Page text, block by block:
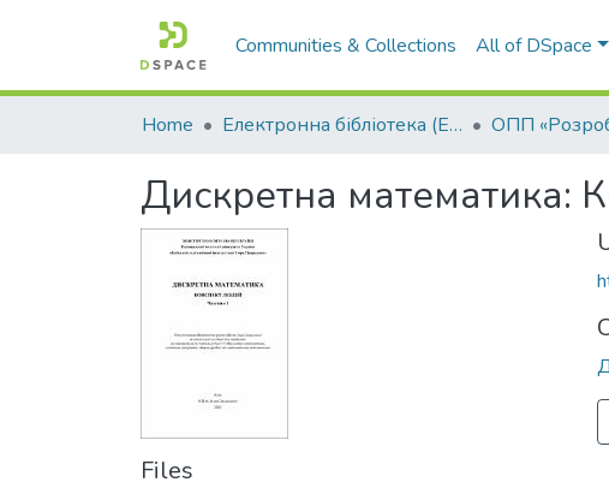
Communities & Collections All of DSpace
Home Електронна бібліотека (E-Book)
Дискретна математика:
Files